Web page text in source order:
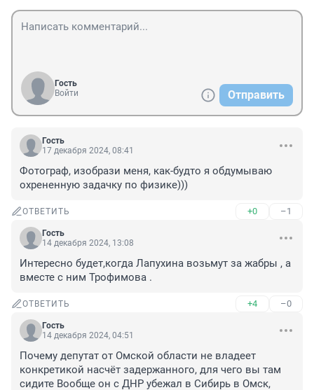
Гость
Войти
Отправить
Гость
17 декабря 2024, 08:41
Фотограф, изобрази меня, как-будто я обдумываю
охрененную задачку по физике)))
ОТВЕТИТЬ +0 –1
Гость
14 декабря 2024, 13:08
Интересно будет,когда Лапухина возьмут за жабры , а
вместе с ним Трофимова .
ОТВЕТИТЬ +4 –0
Гость
14 декабря 2024, 04:51
Почему депутат от Омской области не владеет
конкретикой насчёт задержанного, для чего вы там
сидите Вообще он с ДНР убежал в Сибирь в Омск,